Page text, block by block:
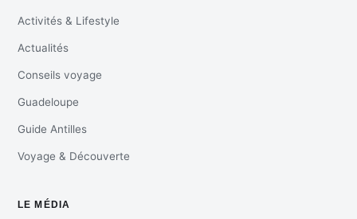
Activités & Lifestyle
Actualités
Conseils voyage
Guadeloupe
Guide Antilles
Voyage & Découverte
LE MÉDIA